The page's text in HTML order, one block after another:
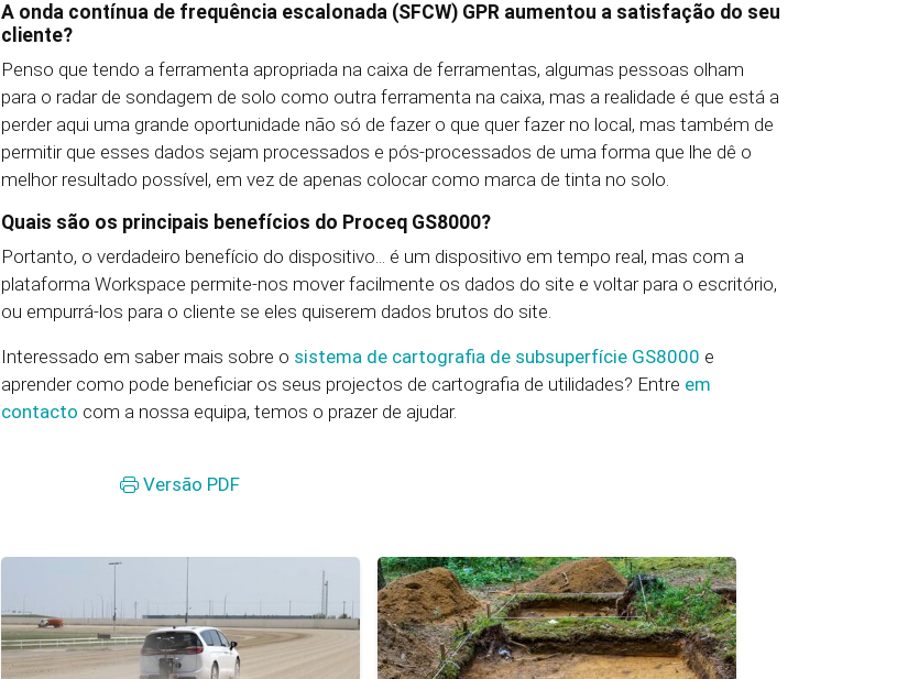
A onda contínua de frequência escalonada (SFCW) GPR aumentou a satisfação do seu
cliente?
Penso que tendo a ferramenta apropriada na caixa de ferramentas, algumas pessoas olham
para o radar de sondagem de solo como outra ferramenta na caixa, mas a realidade é que está a
perder aqui uma grande oportunidade não só de fazer o que quer fazer no local, mas também de
permitir que esses dados sejam processados e pós-processados de uma forma que lhe dê o
melhor resultado possível, em vez de apenas colocar como marca de tinta no solo.
Quais são os principais benefícios do Proceq GS8000?
Portanto, o verdadeiro benefício do dispositivo... é um dispositivo em tempo real, mas com a
plataforma Workspace permite-nos mover facilmente os dados do site e voltar para o escritório,
ou empurrá-los para o cliente se eles quiserem dados brutos do site.
Interessado em saber mais sobre o sistema de cartografia de subsuperfície GS8000 e
aprender como pode beneficiar os seus projectos de cartografia de utilidades? Entre em
contacto com a nossa equipa, temos o prazer de ajudar.
Versão PDF